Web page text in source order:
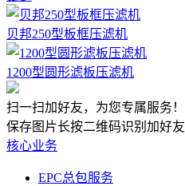
贝邦250型板框压滤机
1200型圆形滤板压滤机
扫一扫加好友，为您专属服务！
保存图片长按二维码识别加好友
核心业务
EPC总包服务